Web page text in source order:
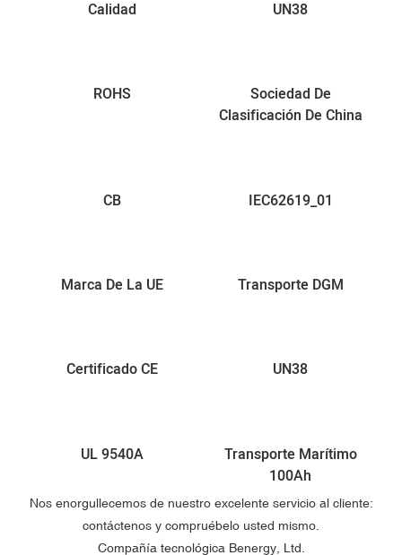
Calidad UN38
ROHS
Sociedad De
Clasificación De China
CB IEC62619_01
Marca De La UE Transporte DGM
Certificado CE UN38
UL 9540A
Transporte Marítimo
100Ah
Nos enorgullecemos de nuestro excelente servicio al cliente:
contáctenos y compruébelo usted mismo.
Compañía tecnológica Benergy, Ltd.